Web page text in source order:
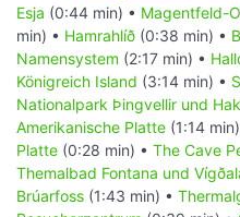
Esja (0:44 min) • Magentfeld-
min) • Hamrahlíð (0:38 min) •
Namensystem (2:17 min) •
Königreich Island (3:14 min) •
Nationalpark Þingvellir und
Amerikanische Platte (1:14
Platte (0:28 min) • The Cave
Themalbad Fontana und
Brúarfoss (1:43 min) •